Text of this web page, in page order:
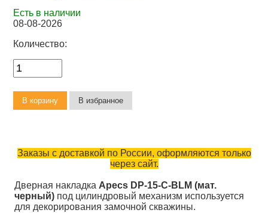
Есть в наличии
08-08-2026
Количество:
Заказы с доставкой по России, оформляются только
через сайт.
Дверная накладка Apecs DP-15-C-BLM (мат.
черный) под цилиндровый механизм используется
для декорирования замочной скважины.